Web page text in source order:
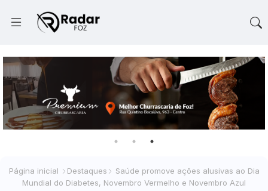
Página inicial Destaques
Saúde promove ações alusivas ao Dia
Mundial do Diabetes, Novembro Vermelho e Novembro Azul